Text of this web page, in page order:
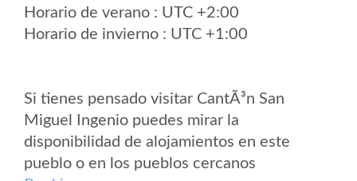
Horario de verano : UTC +2:00
Horario de invierno : UTC +1:00
Si tienes pensado visitar CantÃ³n San
Miguel Ingenio puedes mirar la
disponibilidad de alojamientos en este
pueblo o en los pueblos cercanos